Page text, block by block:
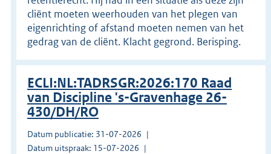
cliënt moeten weerhouden van het plegen van
eigenrichting of afstand moeten nemen van het
gedrag van de cliënt. Klacht gegrond. Berisping.
ECLI:NL:TADRSGR:2026:170 Raad
van Discipline 's-Gravenhage 26-
430/DH/RO
Datum publicatie: 31-07-2026
Datum uitspraak: 15-07-2026